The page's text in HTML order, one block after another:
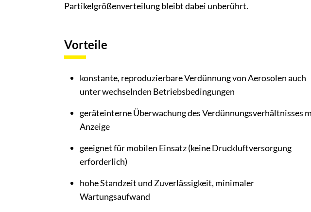
Partikelgrößenverteilung bleibt dabei unberührt.
Vorteile
konstante, reproduzierbare Verdünnung von Aerosolen auch
unter wechselnden Betriebsbedingungen
geräteinterne Überwachung des Verdünnungsverhältnisses
Anzeige
geeignet für mobilen Einsatz (keine Druckluftversorgung
erforderlich)
hohe Standzeit und Zuverlässigkeit, minimaler
Wartungsaufwand